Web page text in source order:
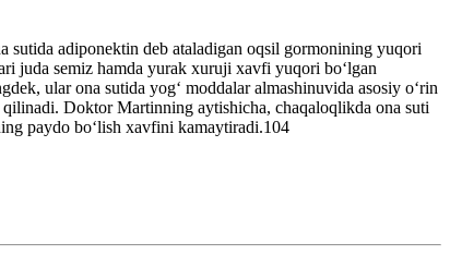
adiponektin deb ataladigan oqsil gormonining yuqori
juda semiz hamda yurak xuruji xavfi yuqori bo‘lgan
ular ona sutida yog‘ moddalar almashinuvida asosiy o‘rin
Doktor Martinning aytishicha, chaqaloqlikda ona suti
paydo bo‘lish xavfini kamaytiradi.104